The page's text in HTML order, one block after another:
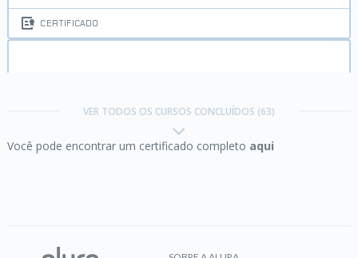
CERTIFICADO
VER TODOS OS CURSOS CONCLUÍDOS (63)
Você pode encontrar um certificado completo aqui